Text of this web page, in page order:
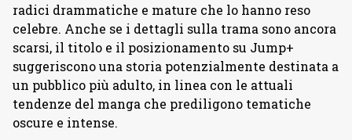
radici drammatiche e mature che lo hanno reso
celebre. Anche se i dettagli sulla trama sono ancora
scarsi, il titolo e il posizionamento su Jump+
suggeriscono una storia potenzialmente destinata a
un pubblico più adulto, in linea con le attuali
tendenze del manga che prediligono tematiche
oscure e intense.